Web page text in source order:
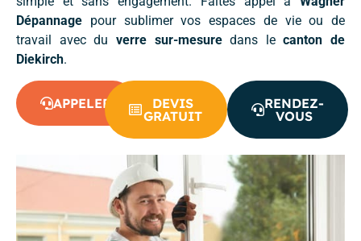
Dépannage pour sublimer vos espaces de vie ou de
travail avec du verre sur-mesuredans lecanton de
Diekirch.
APPELER
DEVIS
GRATUIT
RENDEZ-
VOUS